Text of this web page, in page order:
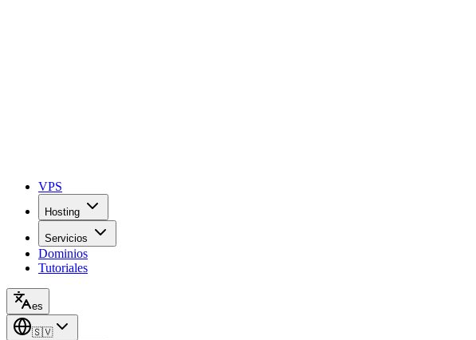
VPS
Hosting
Servicios
Dominios
Tutoriales
es
🇸🇻